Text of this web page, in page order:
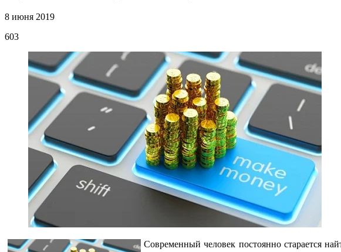
8 июня 2019
603
Современный человек постоянно старается